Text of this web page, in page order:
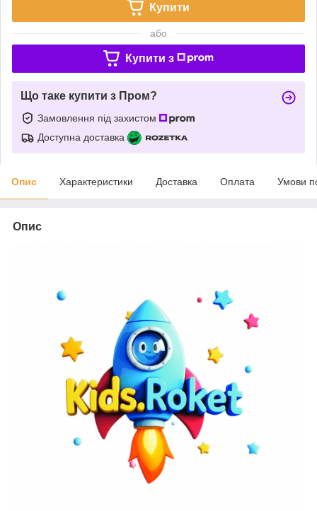
Купити
або
Купити з
Що таке купити з Пром?
Замовлення під захистом
Доступна доставка
Опис Характеристики Доставка Оплата Умови
Опис